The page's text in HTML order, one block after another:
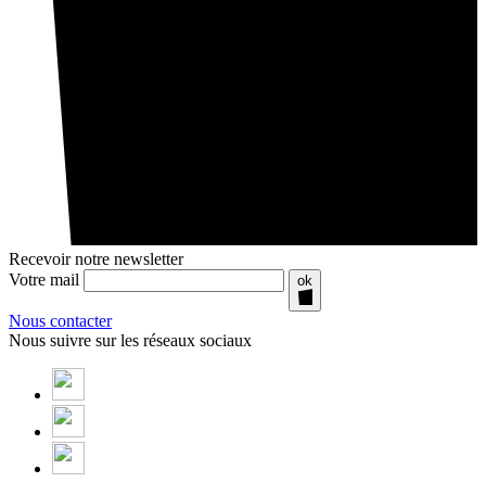
Recevoir notre newsletter
Votre mail
ok
Nous contacter
Nous suivre sur les réseaux sociaux